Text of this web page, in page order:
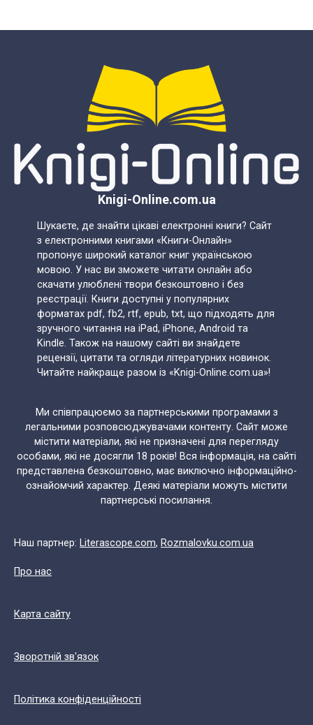
Knigi-Online.com.ua
Шукаєте, де знайти цікаві електронні книги? Сайт
з електронними книгами «Книги-Онлайн»
пропонує широкий каталог книг українською
мовою. У нас ви зможете читати онлайн або
скачати улюблені твори безкоштовно і без
реєстрації. Книги доступні у популярних
форматах pdf, fb2, rtf, epub, txt, що підходять для
зручного читання на iPad, iPhone, Android та
Kindle. Також на нашому сайті ви знайдете
рецензії, цитати та огляди літературних новинок.
Читайте найкраще разом із «Knigi-Online.com.ua»!
Ми співпрацюємо за партнерськими програмами з
легальними розповсюджувачами контенту. Сайт може
містити матеріали, які не призначені для перегляду
особами, які не досягли 18 років! Вся інформація, на сайті
представлена безкоштовно, має виключно інформаційно-
ознайомчий характер. Деякі матеріали можуть містити
партнерські посилання.
Наш партнер: Literascope.com, Rozmalovku.com.ua
Про нас
Карта сайту
Зворотній зв'язок
Політика конфіденційності